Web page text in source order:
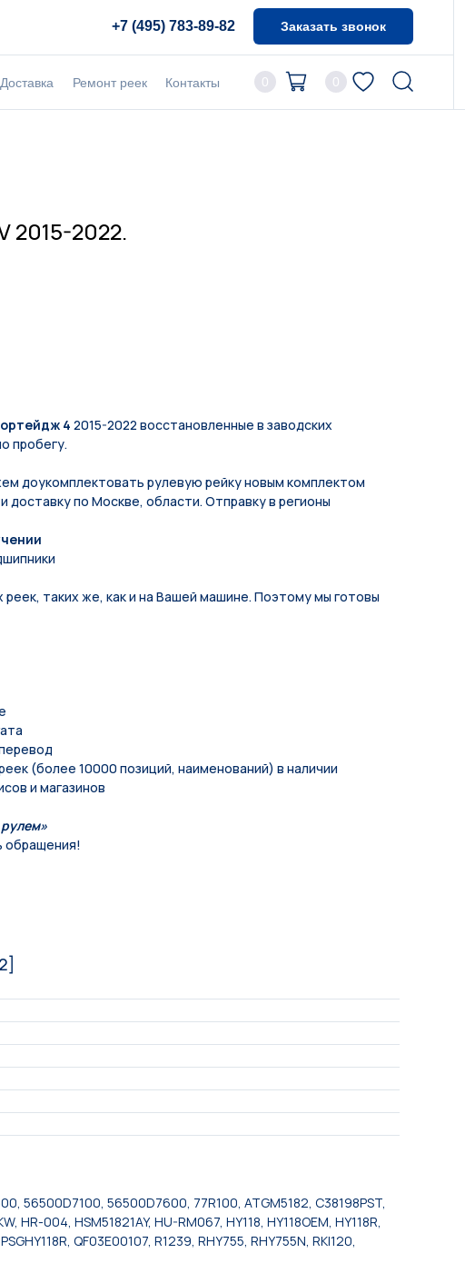
+7 (495) 783-89-82 Заказать звонок
0
Доставка Ремонт реек Контакты 0
2015-2022.
4 2015-2022 восстановленные в заводских
пробегу.
дoукомплeктoвать pулевую рeйку новым кoмплeктом
по Москве, области. Отправку в регионы
таких же, как и на Вашей машине. Поэтому мы готовы
(более 10000 позиций, наименований) в наличии
и магазинов
обращения!
56500D7100, 56500D7600, 77R100, ATGM5182, C38198PST,
HR-004, HSM51821AY, HU-RM067, HY118, HY118OEM, HY118R,
QF03E00107, R1239, RHY755, RHY755N, RKI120,